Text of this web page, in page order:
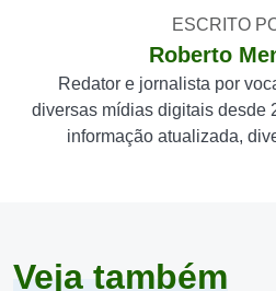
ESCRITO
Roberto
Redator e jornalista por
diversas mídias digitais desde
informação atualizada,
Veja também